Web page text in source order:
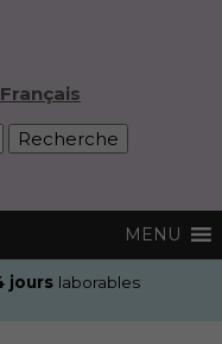
Français
jourslaborables